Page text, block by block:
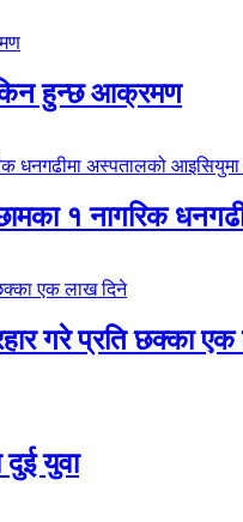
किन हुन्छ आक्रमण
१ नागरिक
गरे प्रति छक्का
युवा